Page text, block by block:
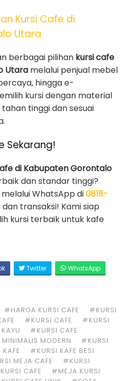
Kursi Cafe di
Utara
berbagai pilihan kursi cafe
Utara melalui penjual mebel
hingga e-
kursi dengan material
tinggi dan sesuai
Sekarang!
di Kabupaten Gorontalo
dan standar tinggi?
WhatsApp di0818-
dan transaksi! Kami siap
kursi terbaik untuk kafe
Twitter
WhatsApp
#HARGA KURSI CAFE
#KURSI
#KURSI CAFE
#KURSI
#KURSI CAFE
MODERN
#KURSI
#KURSI KAFE BESI
MEJA CAFE
#KURSI
CAFE
#MEJA KURSI